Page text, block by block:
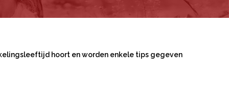
hoort en worden enkele tips gegeven